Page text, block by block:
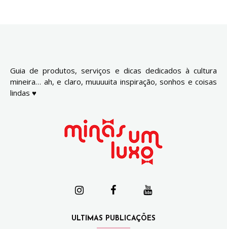
Guia de produtos, serviços e dicas dedicados à cultura
mineira… ah, e claro, muuuuita inspiração, sonhos e coisas
lindas ♥
ULTIMAS PUBLICAÇÕES